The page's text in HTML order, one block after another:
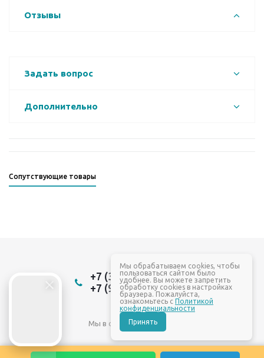
Отзывы
Задать вопрос
Дополнительно
Сопутствующие товары
+7 (3532) 22-88-84
+7 (961) 937-88-84
Мы в социальных сетях:
Мы обрабатываем cookies, чтобы
пользоваться сайтом было
удобнее. Вы можете запретить
обработку cookies в настройках
браузера. Пожалуйста,
ознакомьтесь с Политикой
конфиденциальности
Принять